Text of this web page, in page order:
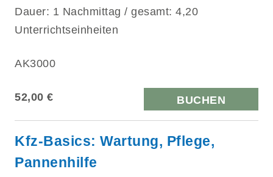
Dauer: 1 Nachmittag / gesamt: 4,20
Unterrichtseinheiten
AK3000
52,00 € BUCHEN
Kfz-Basics: Wartung, Pflege,
Pannenhilfe